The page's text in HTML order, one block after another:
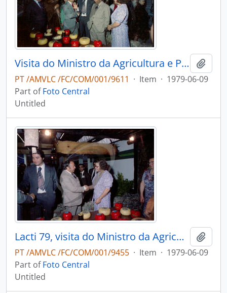
Visita do Ministro da Agricultura e Pescas e do Governador Civil de Aveiro, à Lacti 79
PT /AMVLC /FC/COM/001/9611 · Item · 1979-06-09
Part ofFoto Central
Untitled
Lacti 79, visita do Ministro da Agricultura e Pescas e do Consulado dos Estados Unidos da América
PT /AMVLC /FC/COM/001/9455 · Item · 1979-06-09
Part ofFoto Central
Untitled